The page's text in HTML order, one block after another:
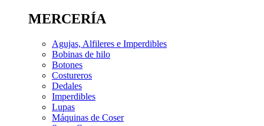
MERCERÍA
Agujas, Alfileres e Imperdibles
Bobinas de hilo
Botones
Costureros
Dedales
Imperdibles
Lupas
Máquinas de Coser